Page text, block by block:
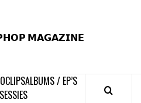
ALBUMS / EP’S